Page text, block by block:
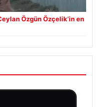
Özgün Özçelik’in en